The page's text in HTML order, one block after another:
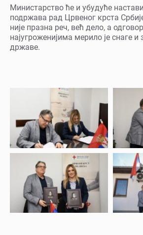
Министарство ће и убудуће
подржава рад Црвеног крста
није празна реч, већ дело, а
најугроженијима мерило је снаге и
државе.